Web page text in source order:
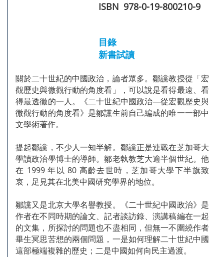
ISBN 978-0-19-800210-9
目錄
新書試讀
關於二十世紀的中國政治，論者眾多。鄒讜教授從「宏
觀歷史與微觀行動的角度看」，可以說是看得最遠、看
得最透徹的一人。《二十世紀中國政治—從宏觀歷史與
微觀行動的角度看》是鄒讜生前自己編成的唯一一部中
文學術著作。
提起鄒讜，不少人一知半解。鄒讜正是連戰在芝加哥大
學讀政治學博士的導師。鄒老執教芝大逾半個世紀。他
在 1999 年以 80 高齡去世時，芝加哥大學下半旗致
哀，足見其在北美中國研究學界的地位。
鄒讜又是北京大學名譽教授。《二十世紀中國政治》是
作者在不同時期的論文、記者談訪錄、演講稿編在一起
的文集，所探討的問題也不盡相同，但無一不圍繞作者
畢生冥思苦想的兩個問題，一是如何理解二十世紀中國
這部極端複雜的歷史；二是中國如何向民主過渡。